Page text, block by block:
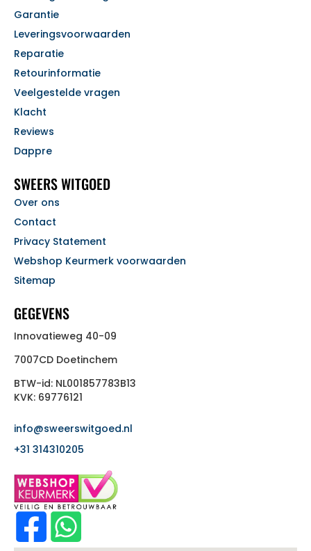
Garantie
Leveringsvoorwaarden
Reparatie
Retourinformatie
Veelgestelde vragen
Klacht
Reviews
Dappre
SWEERS WITGOED
Over ons
Contact
Privacy Statement
Webshop Keurmerk voorwaarden
Sitemap
GEGEVENS
Innovatieweg 40-09
7007CD Doetinchem
BTW-id: NL001857783B13
KVK: 69776121
info@sweerswitgoed.nl
+31 314310205